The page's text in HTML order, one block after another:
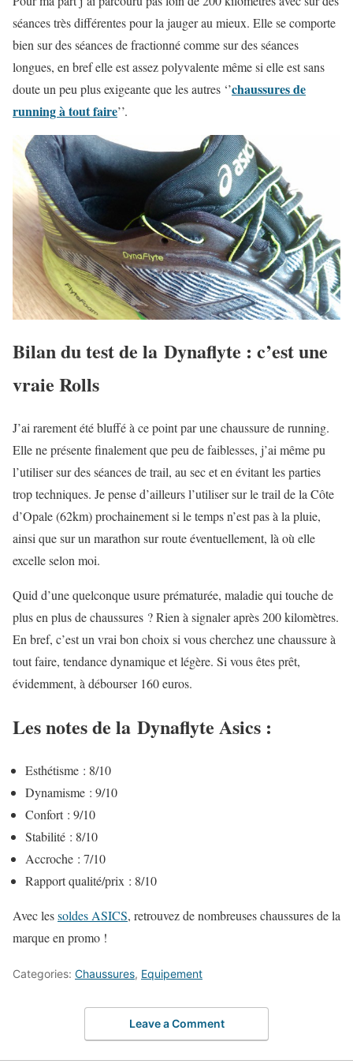
séances très différentes pour la jauger au mieux. Elle se comporte
bien sur des séances de fractionné comme sur des séances
longues, en bref elle est assez polyvalente même si elle est sans
doute un peu plus exigeante que les autres ‘’chaussures de
running à tout faire’’.
Bilan du test de la Dynaflyte : c’est une
vraie Rolls
J’ai rarement été bluffé à ce point par une chaussure de running.
Elle ne présente finalement que peu de faiblesses, j’ai même pu
l’utiliser sur des séances de trail, au sec et en évitant les parties
trop techniques. Je pense d’ailleurs l’utiliser sur le trail de la Côte
d’Opale (62km) prochainement si le temps n’est pas à la pluie,
ainsi que sur un marathon sur route éventuellement, là où elle
excelle selon moi.
Quid d’une quelconque usure prématurée, maladie qui touche de
plus en plus de chaussures ? Rien à signaler après 200 kilomètres.
En bref, c’est un vrai bon choix si vous cherchez une chaussure à
tout faire, tendance dynamique et légère. Si vous êtes prêt,
évidemment, à débourser 160 euros.
Les notes de la Dynaflyte Asics :
Esthétisme : 8/10
Dynamisme : 9/10
Confort : 9/10
Stabilité : 8/10
Accroche : 7/10
Rapport qualité/prix : 8/10
Avec lessoldes ASICS, retrouvez de nombreuses chaussures de la
marque en promo !
Categories: Chaussures, Equipement
Leave a Comment